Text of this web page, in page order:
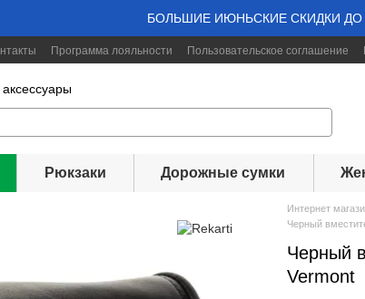
БОЛЬШИЕ ИЮНЬСКИЕ СКИДКИ ДО
Программа лояльности Пользовательское соглашение
Рюкзаки Дорожные сумки
Интернет
Черный
Черный
Vermont